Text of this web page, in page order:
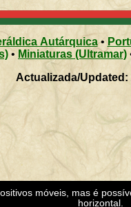
Autárquica•
• Miniaturas (Ultramar)
Actualizada/Updated:
móveis, mas é
horizontal.